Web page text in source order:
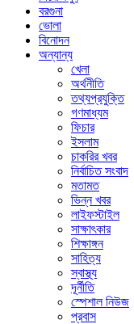
বরগুনা
ভোলা
বিনোদন
অন্যান্য
খেলা
অর্থনীতি
তথ্যপ্রযুক্তি
গণমাধ্যম
ফিচার
ইসলাম
চাকরির খবর
নির্বাচিত সংবাদ
মতামত
ভিন্ন খবর
লাইফস্টাইল
সাক্ষাৎকার
শিক্ষাঙ্গন
সাহিত্য
স্বাস্থ্য
দূর্নীতি
স্পেশাল নিউজ
প্রবাস